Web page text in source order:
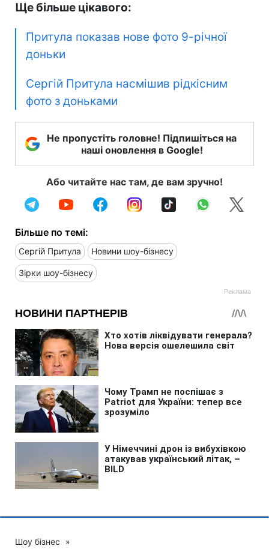
Ще більше цікавого:
Притула показав нове фото 9-річної
доньки
Сергій Притула насмішив рідкісним
фото з доньками
Не пропустіть головне! Підпишіться на
наші оновлення в Google!
Або читайте нас там, де вам зручно!
Більше по темі:
Сергій Притула Новини шоу-бізнесу
Зірки шоу-бізнесу
Шоу бізнес »